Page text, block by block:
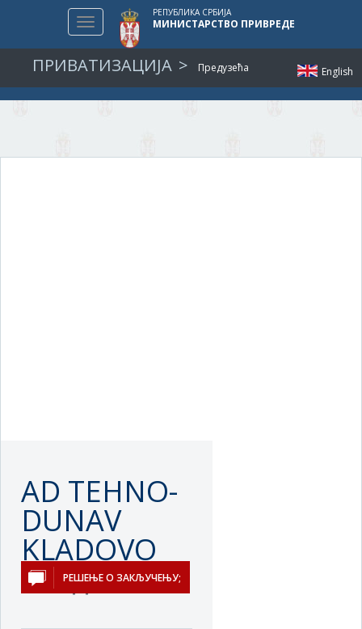
English
Toggle
navigation
РЕПУБЛИКА СРБИЈА
МИНИСТАРСТВО ПРИВРЕДЕ
ПРИВАТИЗАЦИЈА Предузећа
AD TEHNO-
DUNAV
KLADOVO
Кладово
РЕШЕЊЕ О ЗАКЉУЧЕЊУ;